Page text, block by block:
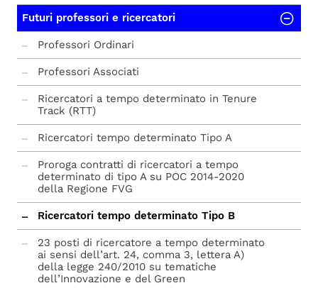
Futuri professori e ricercatori
Professori Ordinari
Professori Associati
Ricercatori a tempo determinato in Tenure
Track (RTT)
Ricercatori tempo determinato Tipo A
Proroga contratti di ricercatori a tempo
determinato di tipo A su POC 2014-2020
della Regione FVG
Ricercatori tempo determinato Tipo B
23 posti di ricercatore a tempo determinato
ai sensi dell’art. 24, comma 3, lettera A)
della legge 240/2010 su tematiche
dell’Innovazione e del Green